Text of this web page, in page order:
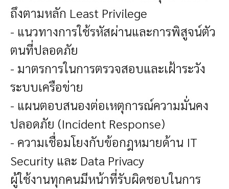
ถึงตามหลัก Least Privilege
- แนวทางการใช้รหัสผ่านและการพิสูจน์ตัว
ตนที่ปลอดภัย
- มาตรการในการตรวจสอบและเฝ้าระวัง
ระบบเครือข่าย
- แผนตอบสนองต่อเหตุการณ์ความมั่นคง
ปลอดภัย (Incident Response)
- ความเชื่อมโยงกับข้อกฎหมายด้าน IT
Security และ Data Privacy
ผู้ใช้งานทุกคนมีหน้าที่รับผิดชอบในการ